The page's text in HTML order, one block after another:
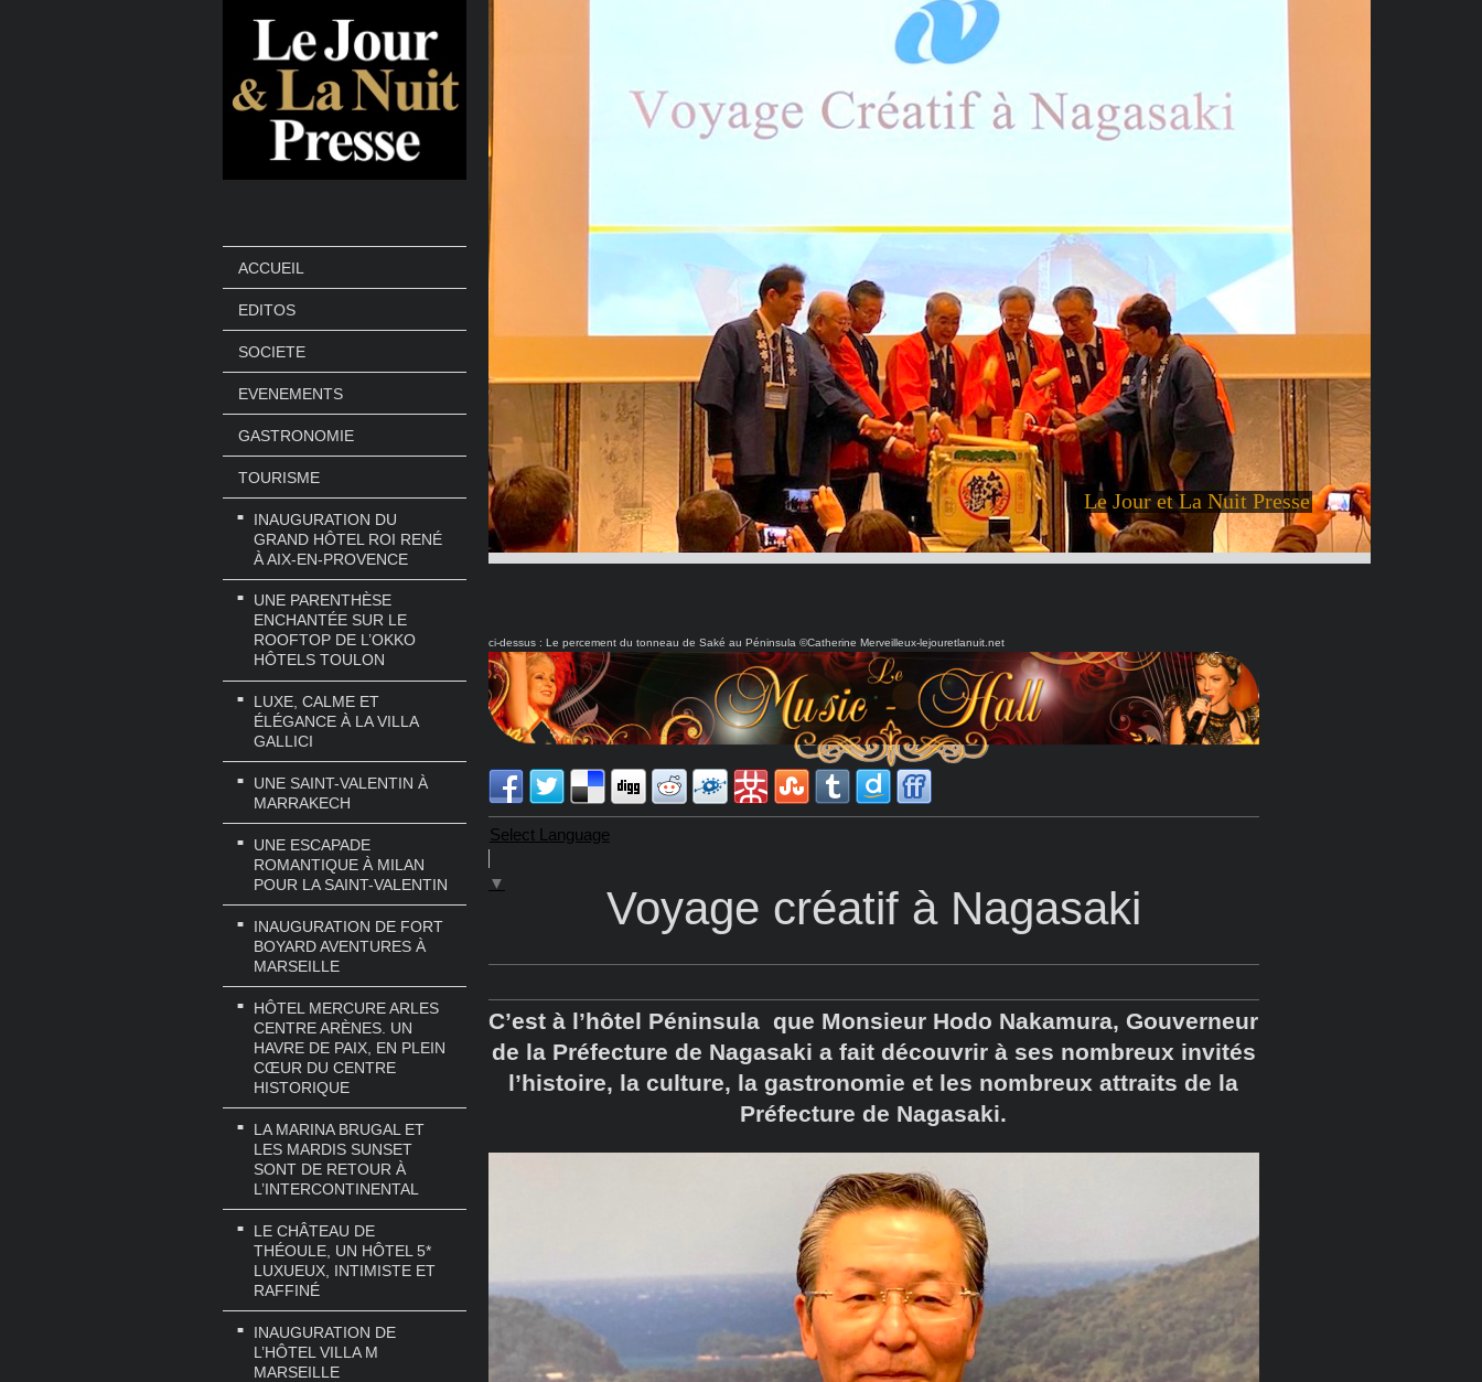
ACCUEIL
EDITOS
SOCIETE
EVENEMENTS
GASTRONOMIE
TOURISME
INAUGURATION DU
GRAND HÔTEL ROI RENÉ
À AIX-EN-PROVENCE
UNE PARENTHÈSE
ENCHANTÉE SUR LE
ROOFTOP DE L’OKKO
HÔTELS TOULON
LUXE, CALME ET
ÉLÉGANCE À LA VILLA
GALLICI
UNE SAINT-VALENTIN À
MARRAKECH
UNE ESCAPADE
ROMANTIQUE À MILAN
POUR LA SAINT-VALENTIN
INAUGURATION DE FORT
BOYARD AVENTURES À
MARSEILLE
HÔTEL MERCURE ARLES
CENTRE ARÈNES. UN
HAVRE DE PAIX, EN PLEIN
CŒUR DU CENTRE
HISTORIQUE
LA MARINA BRUGAL ET
LES MARDIS SUNSET
SONT DE RETOUR À
L’INTERCONTINENTAL
LE CHÂTEAU DE
THÉOULE, UN HÔTEL 5*
LUXUEUX, INTIMISTE ET
RAFFINÉ
INAUGURATION DE
L’HÔTEL VILLA M
MARSEILLE
Le Jour et La Nuit Presse
ci-dessus : Le percement du tonneau de Saké au Péninsula ©Catherine Merveilleux-lejouretlanuit.net
Select Language
▼ Voyage créatif à Nagasaki
C’est à l’hôtel Péninsula que Monsieur Hodo Nakamura, Gouverneur
de la Préfecture de Nagasaki a fait découvrir à ses nombreux invités
l’histoire, la culture, la gastronomie et les nombreux attraits de la
Préfecture de Nagasaki.